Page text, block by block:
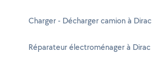
Charger - Décharger camion à Dirac
Réparateur électroménager à Dirac